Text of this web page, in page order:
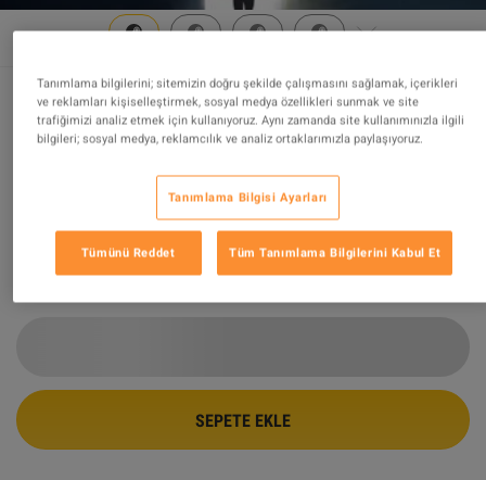
The Forgotten City - Soundtrack DLC
Tarafından Satılıyor HoGames
$3.58 -50%
SEPETE EKLE
Tanımlama bilgilerini; sitemizin doğru şekilde çalışmasını sağlamak, içerikleri
ve reklamları kişiselleştirmek, sosyal medya özellikleri sunmak ve site
trafiğimizi analiz etmek için kullanıyoruz. Aynı zamanda site kullanımınızla ilgili
bilgileri; sosyal medya, reklamcılık ve analiz ortaklarımızla paylaşıyoruz.
Tanımlama Bilgisi Ayarları
Tümünü Reddet Tüm Tanımlama Bilgilerini Kabul Et